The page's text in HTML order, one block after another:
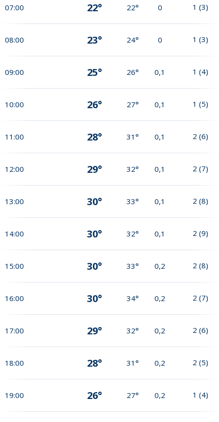
07:00 22° 22° 0 1 (3)
08:00 23° 24° 0 1 (3)
09:00 25° 26° 0,1 1 (4)
10:00 26° 27° 0,1 1 (5)
11:00 28° 31° 0,1 2 (6)
12:00 29° 32° 0,1 2 (7)
13:00 30° 33° 0,1 2 (8)
14:00 30° 32° 0,1 2 (9)
15:00 30° 33° 0,2 2 (8)
16:00 30° 34° 0,2 2 (7)
17:00 29° 32° 0,2 2 (6)
18:00 28° 31° 0,2 2 (5)
19:00 26° 27° 0,2 1 (4)